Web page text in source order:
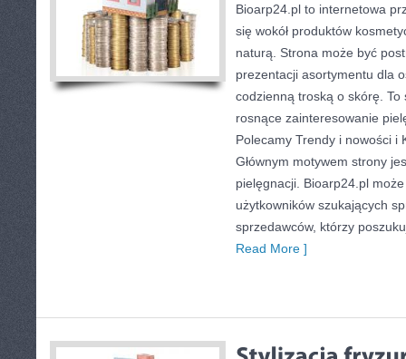
Bioarp24.pl to internetowa
się wokół produktów
naturą. Strona może być
prezentacji asortymentu dla
codzienną troską o skórę.
rosnące zainteresowanie
Polecamy Trendy i nowości i
Głównym motywem strony
pielęgnacji. Bioarp24.pl
użytkowników szukających
sprzedawców, którzy
Read More ]